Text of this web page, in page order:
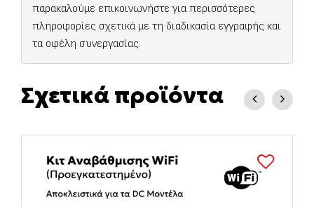
παρακαλούμε επικοινωνήστε για περισσότερες
πληροφορίες σχετικά με τη διαδικασία εγγραφής και
τα οφέλη συνεργασίας.
Σχετικά προϊόντα